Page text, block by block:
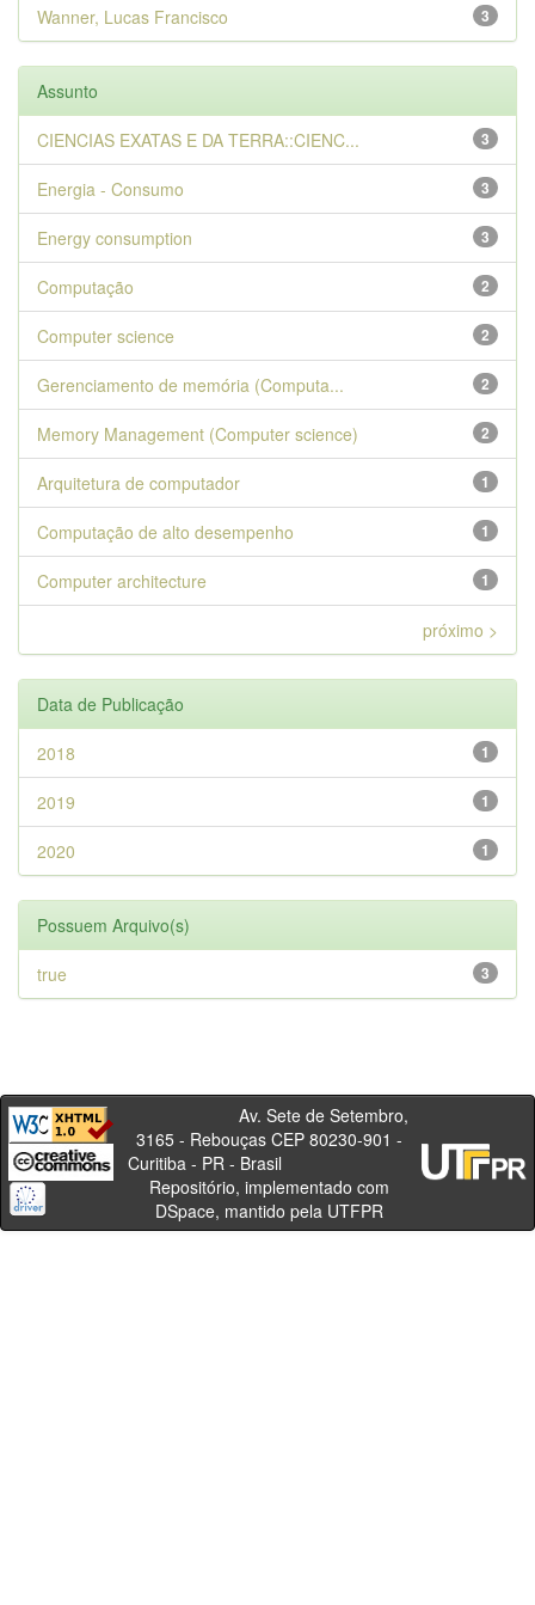
3
Wanner, Lucas Francisco
Assunto
3
CIENCIAS EXATAS E DA TERRA::CIENC...
3
Energia - Consumo
3
Energy consumption
2
Computação
2
Computer science
2
Gerenciamento de memória (Computa...
2
Memory Management (Computer science)
1
Arquitetura de computador
1
Computação de alto desempenho
1
Computer architecture
próximo >
Data de Publicação
1
2018
1
2019
1
2020
Possuem Arquivo(s)
3
true
Av. Sete de Setembro,
3165 - Rebouças CEP 80230-901 -
Curitiba - PR - Brasil
Repositório, implementado com
DSpace, mantido pela UTFPR